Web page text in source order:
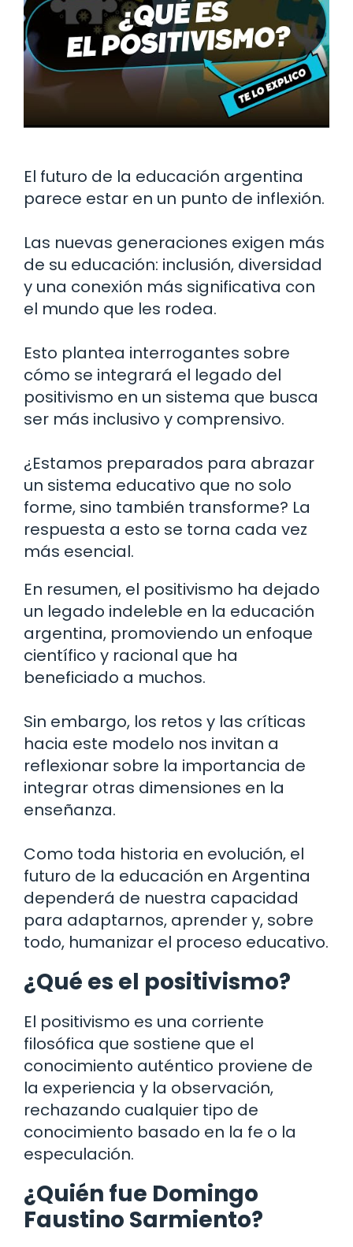
El futuro de la educación argentina
parece estar en un punto de inflexión.
Las nuevas generaciones exigen más
de su educación: inclusión, diversidad
y una conexión más significativa con
el mundo que les rodea.
Esto plantea interrogantes sobre
cómo se integrará el legado del
positivismo en un sistema que busca
ser más inclusivo y comprensivo.
¿Estamos preparados para abrazar
un sistema educativo que no solo
forme, sino también transforme? La
respuesta a esto se torna cada vez
más esencial.
En resumen, el positivismo ha dejado
un legado indeleble en la educación
argentina, promoviendo un enfoque
científico y racional que ha
beneficiado a muchos.
Sin embargo, los retos y las críticas
hacia este modelo nos invitan a
reflexionar sobre la importancia de
integrar otras dimensiones en la
enseñanza.
Como toda historia en evolución, el
futuro de la educación en Argentina
dependerá de nuestra capacidad
para adaptarnos, aprender y, sobre
todo, humanizar el proceso educativo.
¿Qué es el positivismo?
El positivismo es una corriente
filosófica que sostiene que el
conocimiento auténtico proviene de
la experiencia y la observación,
rechazando cualquier tipo de
conocimiento basado en la fe o la
especulación.
¿Quién fue Domingo
Faustino Sarmiento?